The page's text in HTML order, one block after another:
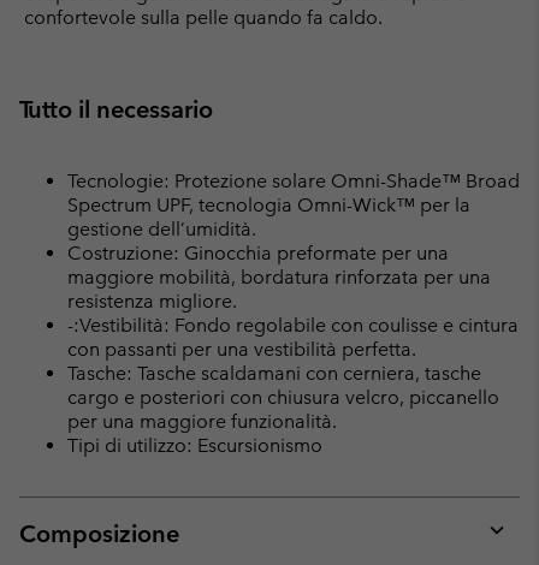
confortevole sulla pelle quando fa caldo.
Tutto il necessario
Tecnologie: Protezione solare Omni-Shade™ Broad
Spectrum UPF, tecnologia Omni-Wick™ per la
gestione dell’umidità.
Costruzione: Ginocchia preformate per una
maggiore mobilità, bordatura rinforzata per una
resistenza migliore.
-:Vestibilità: Fondo regolabile con coulisse e cintura
con passanti per una vestibilità perfetta.
Tasche: Tasche scaldamani con cerniera, tasche
cargo e posteriori con chiusura velcro, piccanello
per una maggiore funzionalità.
Tipi di utilizzo: Escursionismo
Composizione